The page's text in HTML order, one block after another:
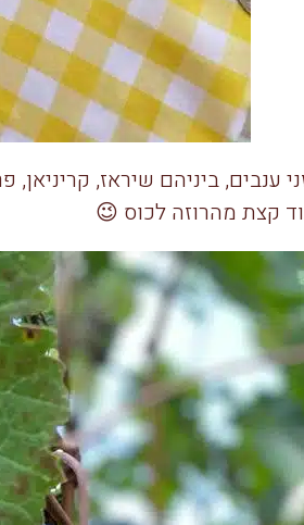
ענבים, ביניהם שיראז,
קצת מהרוזה לכוס 😉